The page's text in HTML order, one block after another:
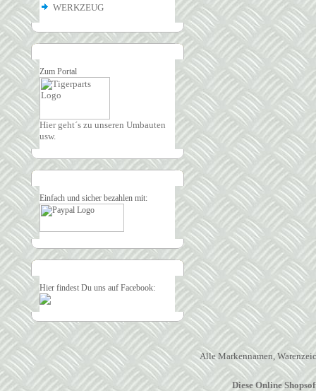
WERKZEUG
Zum Portal
Hier geht´s zu unseren Umbauten
usw.
Einfach und sicher bezahlen mit:
Hier findest Du uns auf Facebook:
Alle Markennamen,
Diese Online